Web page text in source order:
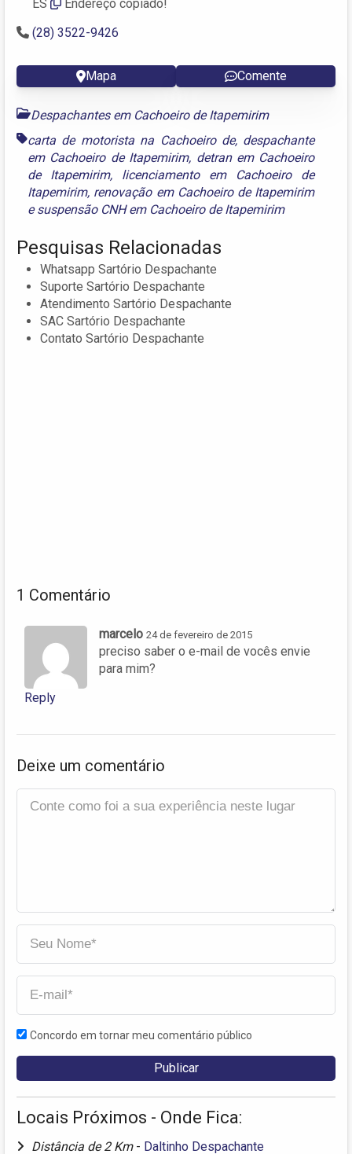
ES
Endereço copiado!
(28) 3522-9426
Mapa Comente
Despachantes em Cachoeiro de Itapemirim
carta de motorista na Cachoeiro de, despachante
em Cachoeiro de Itapemirim, detran em Cachoeiro
de Itapemirim, licenciamento em Cachoeiro de
Itapemirim, renovação em Cachoeiro de Itapemirim
esuspensão CNH em Cachoeiro de Itapemirim
Pesquisas Relacionadas
Whatsapp Sartório Despachante
Suporte Sartório Despachante
Atendimento Sartório Despachante
SAC Sartório Despachante
Contato Sartório Despachante
1 Comentário
marcelo 24 de fevereiro de 2015
preciso saber o e-mail de vocês envie
para mim?
Reply
Deixe um comentário
Concordo em tornar meu comentário público
Locais Próximos - Onde Fica:
Distância de 2 Km - Daltinho Despachante